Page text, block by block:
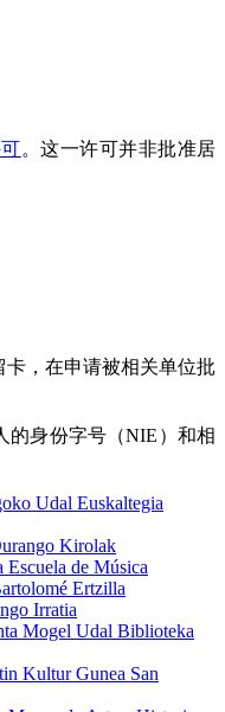
。这一许可并非批准居
卡，在申请被相关单位批
的身份字号（NIE）和相
Udal Euskaltegia
Kirolak
Escuela de Música
Ertzilla
Irratia
Mogel Udal Biblioteka
Kultur Gunea San